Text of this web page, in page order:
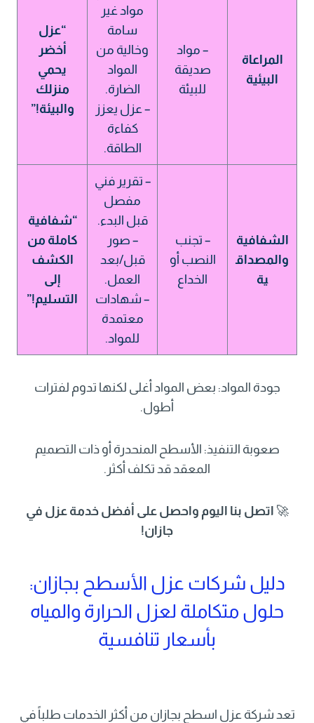
المراعاة
البيئية
– مواد
صديقة
للبيئة
مواد غير
سامة
وخالية من
المواد
الضارة.
– عزل يعزز
كفاءة
الطاقة.
“عزل
أخضر
يحمي
منزلك
والبيئة!”
الشفافية
والمصداق
ية
– تجنب
النصب أو
الخداع
– تقرير فني
مفصل
قبل البدء.
– صور
قبل/بعد
العمل.
– شهادات
معتمدة
للمواد.
“شفافية
كاملة من
الكشف
إلى
التسليم!”
جودة المواد: بعض المواد أغلى لكنها تدوم لفترات
أطول.
صعوبة التنفيذ: الأسطح المنحدرة أو ذات التصميم
المعقد قد تكلف أكثر.
🚀 اتصل بنا اليوم واحصل على أفضل خدمة عزل في
جازان!
دليل شركات عزل الأسطح بجازان:
حلول متكاملة لعزل الحرارة والمياه
بأسعار تنافسية
تعد شركة عزل اسطح بجازان من أكثر الخدمات طلباً في